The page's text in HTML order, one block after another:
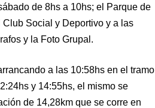
de 8hs a 10hs; el Parque de
Social y Deportivo y a las
y la Foto Grupal.
a las 10:58hs en el tramo
y 14:55hs, el mismo se
de 14,28km que se corre en